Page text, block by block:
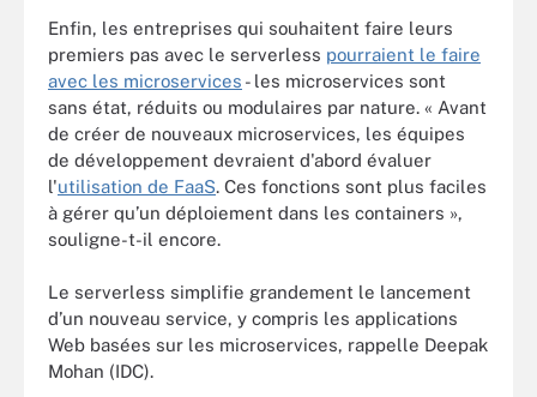
Enfin, les entreprises qui souhaitent faire leurs
premiers pas avec le serverless pourraient le faire
avec les microservices - les microservices sont
sans état, réduits ou modulaires par nature. « Avant
de créer de nouveaux microservices, les équipes
de développement devraient d'abord évaluer
l'utilisation de FaaS. Ces fonctions sont plus faciles
à gérer qu’un déploiement dans les containers »,
souligne-t-il encore.
Le serverless simplifie grandement le lancement
d’un nouveau service, y compris les applications
Web basées sur les microservices, rappelle Deepak
Mohan (IDC).